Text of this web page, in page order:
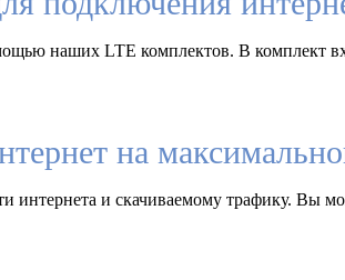
наших LTE комплектов. В комплект
на
и скачиваемому трафику. Вы